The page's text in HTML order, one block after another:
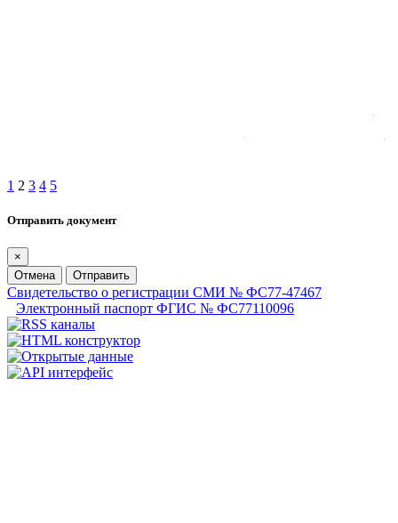
1 2 3 4 5
Отправить документ
×
Отмена
Отправить
Свидетельство о регистрации СМИ № ФС77-47467
Электронный паспорт ФГИС № ФС77110096